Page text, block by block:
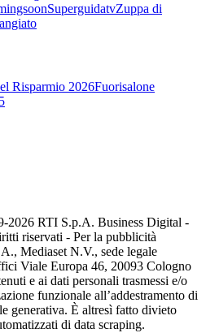
SuperguidatvZuppa di
Risparmio 2026Fuorisalone
2026 RTI S.p.A. Business Digital -
riservati - Per la pubblicità
Mediaset N.V., sede legale
Viale Europa 46, 20093 Cologno
e ai dati personali trasmessi e/o
funzionale all’addestramento di
generativa. È altresì fatto divieto
di data scraping.